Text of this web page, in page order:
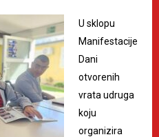
U sklopu
Manifestacije
Dani
otvorenih
vrata udruga
koju
organizira